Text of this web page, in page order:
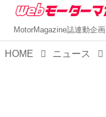
MotorMagazine誌連動企画
HOME ニュース